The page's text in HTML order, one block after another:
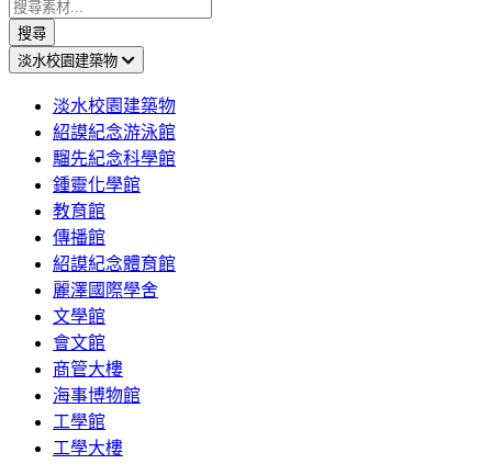
搜尋
淡水校園建築物
淡水校園建築物
紹謨紀念游泳館
騮先紀念科學館
鍾靈化學館
教育館
傳播館
紹謨紀念體育館
麗澤國際學舍
文學館
會文館
商管大樓
海事博物館
工學館
工學大樓